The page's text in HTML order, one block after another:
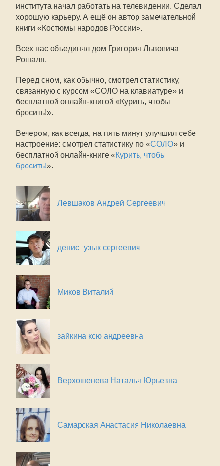
института начал работать на телевидении. Сделал
хорошую карьеру. А ещё он автор замечательной
книги «Костюмы народов России».
Всех нас объединял дом Григория Львовича
Рошаля.
Перед сном, как обычно, смотрел статистику,
связанную с курсом «СОЛО на клавиатуре» и
бесплатной онлайн-книгой «Курить, чтобы
бросить!».
Вечером, как всегда, на пять минут улучшил себе
настроение: смотрел статистику по «СОЛО» и
бесплатной онлайн-книге «Курить, чтобы
бросить!».
Левшаков Андрей Сергеевич
денис гузык сергеевич
Миков Виталий
зайкина ксю андреевна
Верхошенева Наталья Юрьевна
Самарская Анастасия Николаевна